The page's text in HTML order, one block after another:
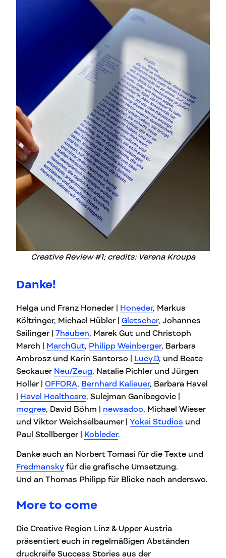
Creative Review #1; credits: Verena Kroupa
Danke!
Helga und Franz Honeder | Honeder, Markus
Költringer, Michael Hübler | Gletscher, Johannes
Sailinger | 7hauben, Marek Gut und Christoph
March | MarchGut, Philipp Weinberger, Barbara
Ambrosz und Karin Santorso | Lucy.D, und Beate
Seckauer Neu/Zeug, Natalie Pichler und Jürgen
Holler | OFFORA, Bernhard Kaliauer, Barbara Havel
Havel Healthcare, Sulejman Ganibegovic |
mogree, David Böhm | newsadoo, Michael Wieser
und Viktor Weichselbaumer | Yokai Studios und
Paul Stollberger | Kobleder.
Danke auch an Norbert Tomasi für die Texte und
Fredmansky für die grafische Umsetzung.
Und an Thomas Philipp für Blicke nach anderswo.
More to come
Die Creative Region Linz & Upper Austria
präsentiert euch in regelmäßigen Abständen
druckreife Success Stories aus der